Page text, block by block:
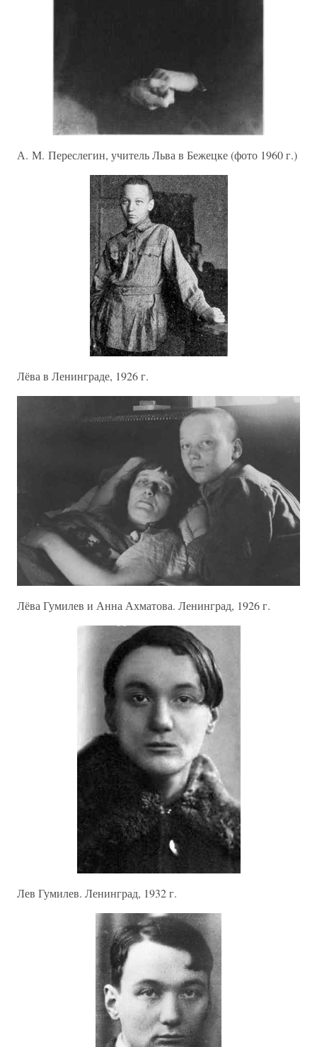
А. М. Переслегин, учитель Льва в Бежецке (фото 1960 г.)
Лёва в Ленинграде, 1926 г.
Лёва Гумилев и Анна Ахматова. Ленинград, 1926 г.
Лев Гумилев. Ленинград, 1932 г.